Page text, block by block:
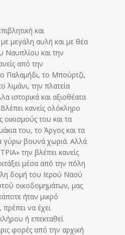
και
μεγάλη αυλή και με θέα
Ναυπλίου και την
από την
Παλαμήδι, το Μπούρτζι,
λιμάνι, την πλατεία
ιστορικά και αξιοθέατα
κανείς ολόκληρο
του και τα
του, το Άργος και τα
γύρω βουνά χωριά. Αλλά
την βλέπει κανείς
μέσα από την πόλη
δομή του Ιερού Ναού
οικοδομημάτων, μας
ήταν μικρό
να έχει
ή επεκταθεί
φορές από την αρχική